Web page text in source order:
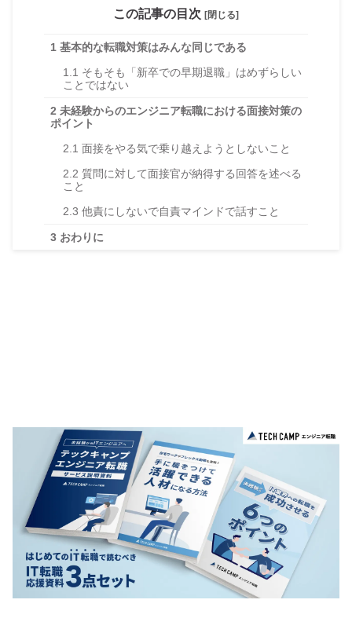
この記事の目次 [閉じる]
1 基本的な転職対策はみんな同じである
1.1 そもそも「新卒での早期退職」はめずらしい
ことではない
2 未経験からのエンジニア転職における面接対策の
ポイント
2.1 面接をやる気で乗り越えようとしないこと
2.2 質問に対して面接官が納得する回答を述べる
こと
2.3 他責にしないで自責マインドで話すこと
3 おわりに